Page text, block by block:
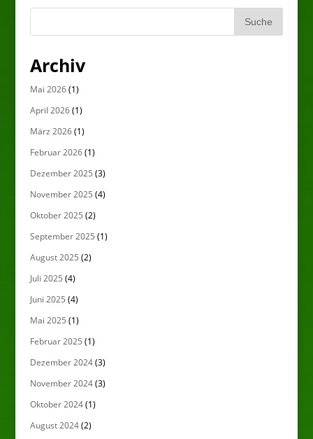
Archiv
Mai 2026(1)
April 2026(1)
März 2026(1)
Februar 2026(1)
Dezember 2025 (3)
November 2025 (4)
Oktober 2025 (2)
September 2025 (1)
August 2025 (2)
Juli 2025 (4)
Juni 2025 (4)
Mai 2025 (1)
Februar 2025 (1)
Dezember 2024(3)
November 2024(3)
Oktober 2024(1)
August 2024(2)